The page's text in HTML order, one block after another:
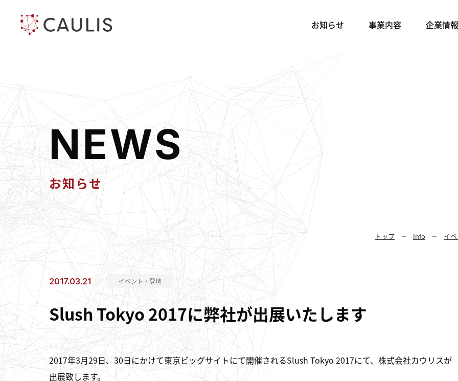
お知らせ 事業内容 企業情報
NEWS
お知らせ
トップ Info イ
2017.03.21 イベント・登壇
Slush Tokyo 2017に弊社が出展いたします
2017年3月29日、30日にかけて東京ビッグサイトにて開催されるSlush Tokyo 2017にて、株式会社カウリスが
出展致します。